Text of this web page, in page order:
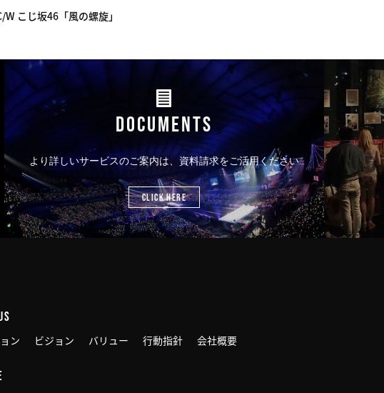
こじ坂46「風の螺旋」
DOCUMENTS
より詳しいサービスのご案内は、資料請求をご活用ください
CLICK HERE
ン ビジョン バリュー 行動指針 会社概要